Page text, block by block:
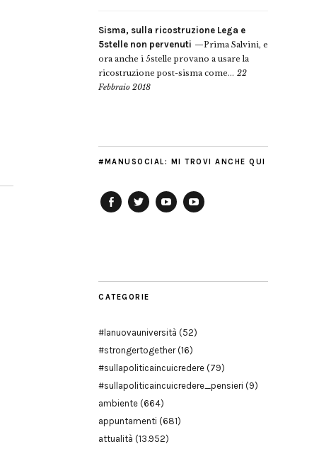
Sisma, sulla ricostruzione Lega e
5stelle non pervenuti
Prima Salvini, e
ora anche i 5stelle provano a usare la
ricostruzione post-sisma come... 22
Febbraio 2018
#MANUSOCIAL: MI TROVI ANCHE QUI
CATEGORIE
#lanuovauniversità (52)
#strongertogether(16)
#sullapoliticaincuicredere (79)
#sullapoliticaincuicredere_pensieri (9)
ambiente (664)
appuntamenti (681)
attualità (13.952)